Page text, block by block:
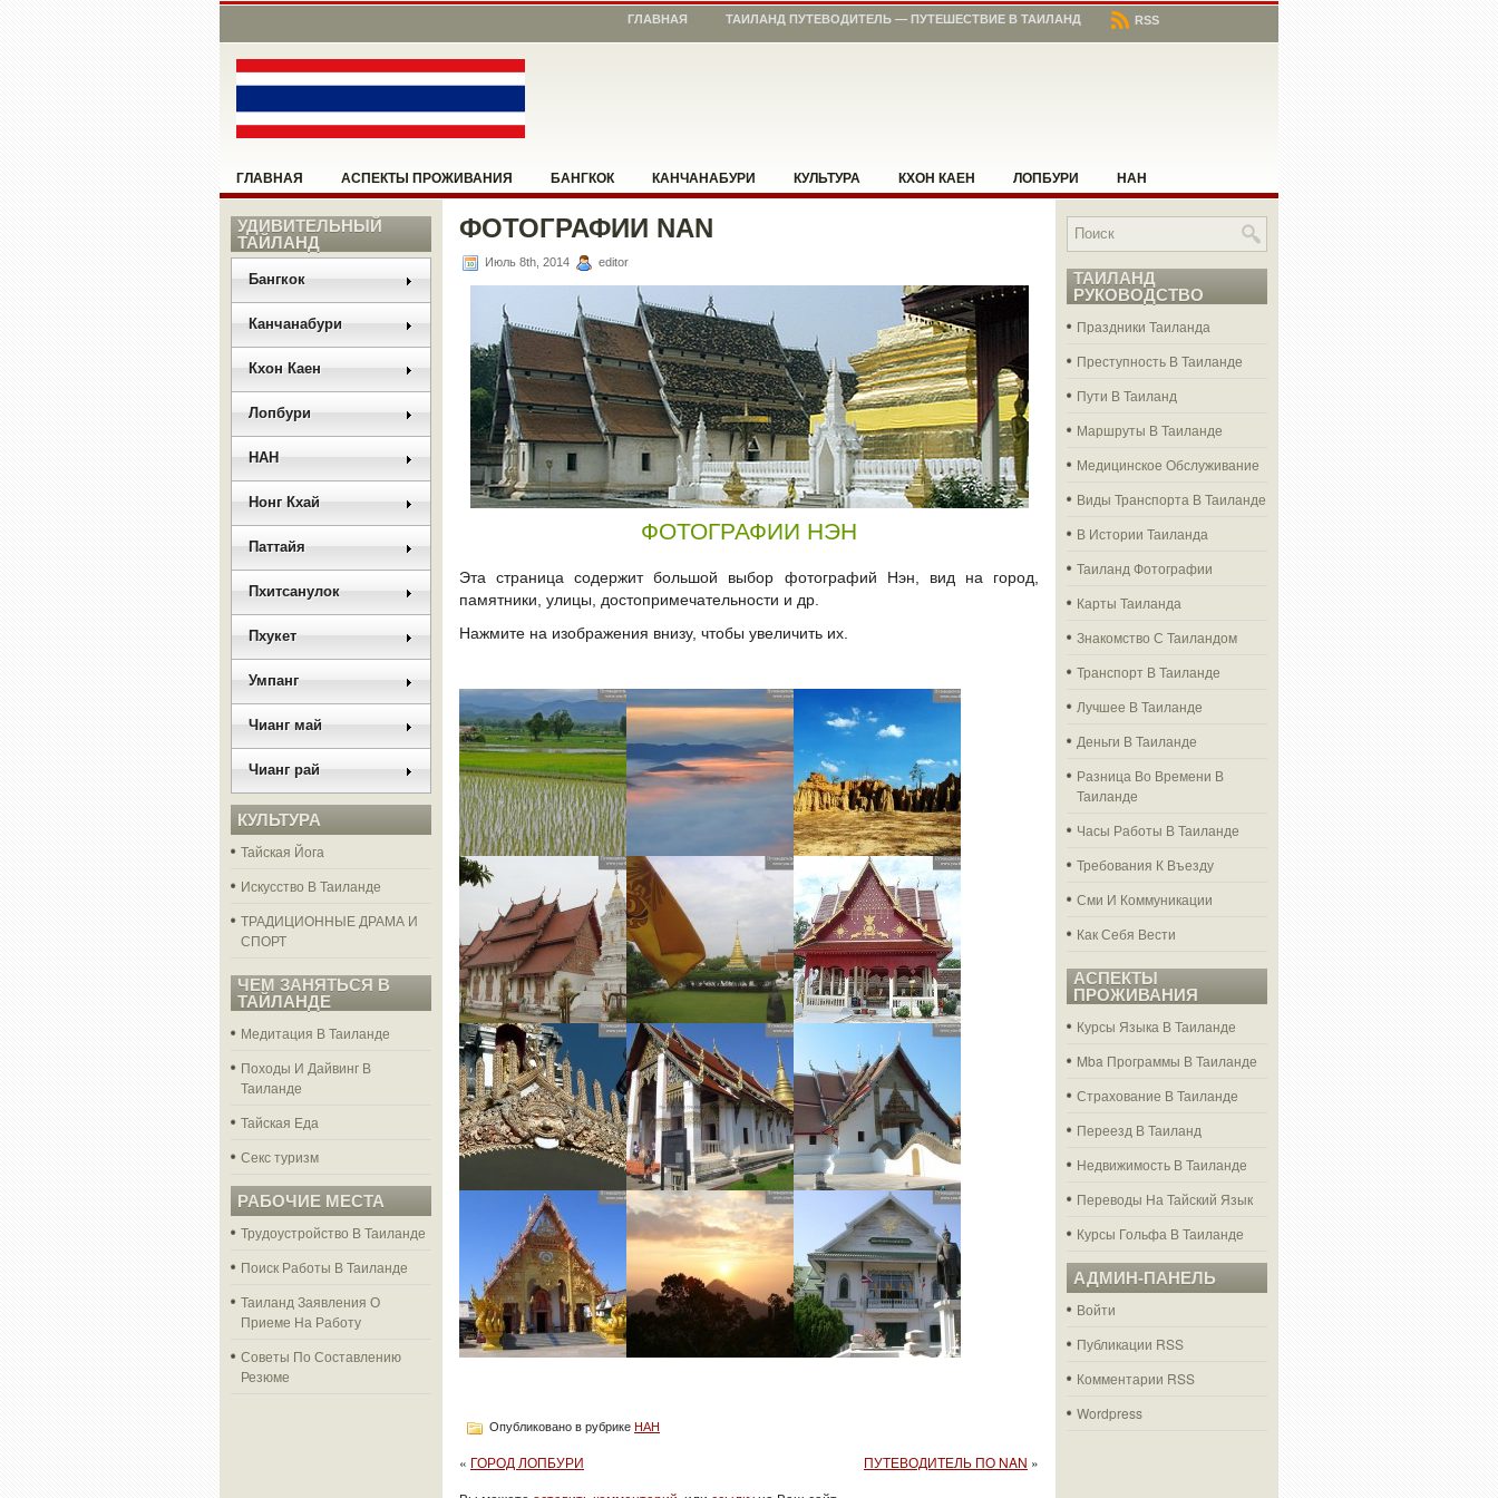
ГЛАВНАЯ ТАИЛАНД ПУТЕВОДИТЕЛЬ — ПУТЕШЕСТВИЕ В ТАИЛАНД RSS
ГЛАВНАЯ АСПЕКТЫ ПРОЖИВАНИЯ БАНГКОК КАНЧАНАБУРИ КУЛЬТУРА КХОН КАЕН ЛОПБУРИ НАН
НОНГ КХАЙ ПАТТАЙЯ ПОМОЖЕМ СООРИЕНТИРОВАТЬСЯ РАБОЧИЕ МЕСТА В ТАИЛАНДЕ
РАЗНОЕ РУКОВОДСТВО САНГКХЛАБУРИ
УДИВИТЕЛЬНЫЙ
ТАЙЛАНД
Бангкок
Канчанабури
Кхон Каен
Лопбури
НАН
Нонг Кхай
Паттайя
Пхитсанулок
Пхукет
Умпанг
Чианг май
Чианг рай
КУЛЬТУРА
Тайская Йога
Искусство В Таиланде
ТРАДИЦИОННЫЕ ДРАМА И
СПОРТ
ЧЕМ ЗАНЯТЬСЯ В
ТАЙЛАНДЕ
Медитация В Таиланде
Походы И Дайвинг В
Таиланде
Тайская Еда
Секс туризм
РАБОЧИЕ МЕСТА
Трудоустройство В Таиланде
Поиск Работы В Таиланде
Таиланд Заявления О
Приеме На Работу
Советы По Составлению
Резюме
ФОТОГРАФИИ NAN
Июль 8th, 2014 editor
ФОТОГРАФИИ НЭН
Эта страница содержит большой выбор фотографий Нэн, вид на город,
памятники, улицы, достопримечательности и др.
Нажмите на изображения внизу, чтобы увеличить их.
Опубликовано в рубрике НАН
« ГОРОД ЛОПБУРИ ПУТЕВОДИТЕЛЬ ПО NAN »
ТАИЛАНД
РУКОВОДСТВО
Праздники Таиланда
Преступность В Таиланде
Пути В Таиланд
Маршруты В Таиланде
Медицинское Обслуживание
Виды Транспорта В Таиланде
В Истории Таиланда
Таиланд Фотографии
Карты Таиланда
Знакомство С Таиландом
Транспорт В Таиланде
Лучшее В Таиланде
Деньги В Таиланде
Разница Во Времени В
Таиланде
Часы Работы В Таиланде
Требования К Въезду
Сми И Коммуникации
Как Себя Вести
АСПЕКТЫ
ПРОЖИВАНИЯ
Курсы Языка В Таиланде
Mba Программы В Таиланде
Страхование В Таиланде
Переезд В Таиланд
Недвижимость В Таиланде
Переводы На Тайский Язык
Курсы Гольфа В Таиланде
АДМИН-ПАНЕЛЬ
Войти
Публикации RSS
Комментарии RSS
Wordpress